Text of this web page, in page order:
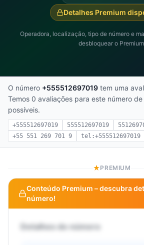
Detalhes Premium
Operadora, localização, tipo de número e
desbloquear o
O número +555512697019 tem uma
Temos 0 avaliações para este número
possíveis.
+555512697019 555512697019
+55 551 269 701 9
tel:+555512697019
PREMIUM
Conteúdo Premium – descubra
número!
Detalhes do número